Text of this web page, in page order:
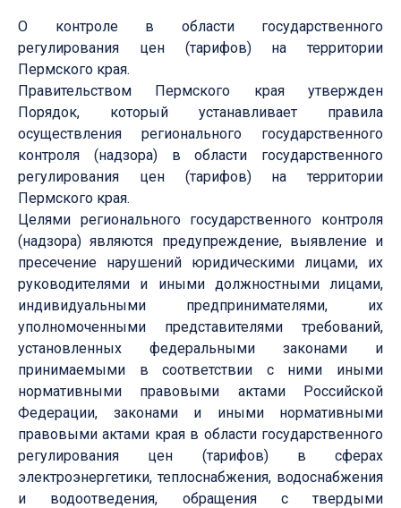
О контроле в области государственного
регулирования цен (тарифов) на территории
Пермского края.
Правительством Пермского края утвержден
Порядок, который устанавливает правила
осуществления регионального государственного
контроля (надзора) в области государственного
регулирования цен (тарифов) на территории
Пермского края.
Целями регионального государственного контроля
(надзора) являются предупреждение, выявление и
пресечение нарушений юридическими лицами, их
руководителями и иными должностными лицами,
индивидуальными предпринимателями, их
уполномоченными представителями требований,
установленных федеральными законами и
принимаемыми в соответствии с ними иными
нормативными правовыми актами Российской
Федерации, законами и иными нормативными
правовыми актами края в области государственного
регулирования цен (тарифов) в сферах
электроэнергетики, теплоснабжения, водоснабжения
и водоотведения, обращения с твердыми